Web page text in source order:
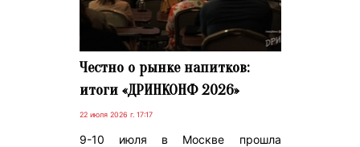
Честно о рынке напитков:
итоги «ДРИНКОНФ 2026»
22 июля 2026 г. 17:17
9-10 июля в Москве прошла